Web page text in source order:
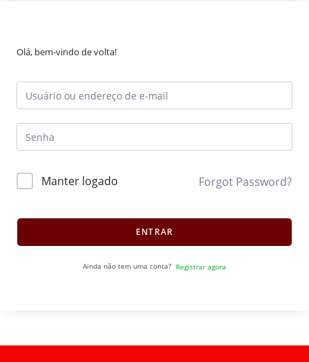
Olá, bem-vindo de volta!
Manter logado Forgot Password?
ENTRAR
Ainda não tem uma conta? Registrar agora